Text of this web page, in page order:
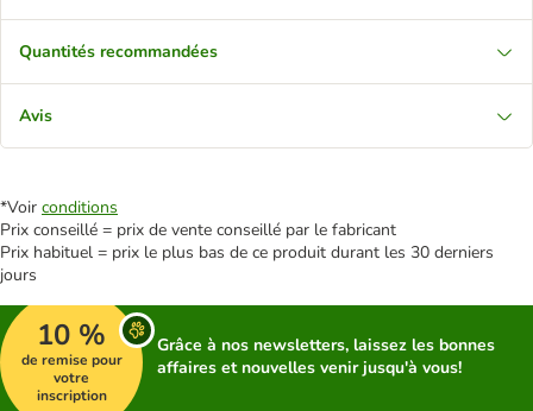
Quantités recommandées
Avis
*Voir conditions
Prix conseillé = prix de vente conseillé par le fabricant
Prix habituel = prix le plus bas de ce produit durant les 30 derniers
jours
10 %
de remise pour
votre
inscription
Grâce à nos newsletters, laissez les bonnes
affaires et nouvelles venir jusqu'à vous!